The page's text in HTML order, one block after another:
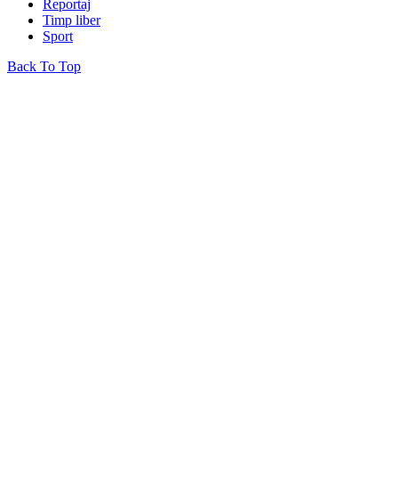
Reportaj
Timp liber
Sport
Back To Top